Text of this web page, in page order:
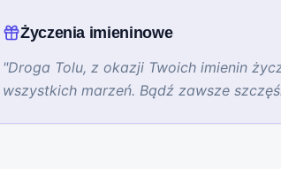
Życzenia imieninowe
"Droga Tolu, z okazji Twoich imienin
wszystkich marzeń. Bądź zawsze